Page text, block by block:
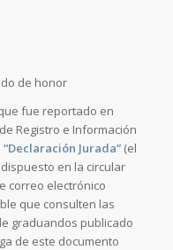
de honor
fue reportado en
Registro e Información
“Declaración Jurada”(el
en la circular
correo electrónico
que consulten las
graduandos publicado
de este documento